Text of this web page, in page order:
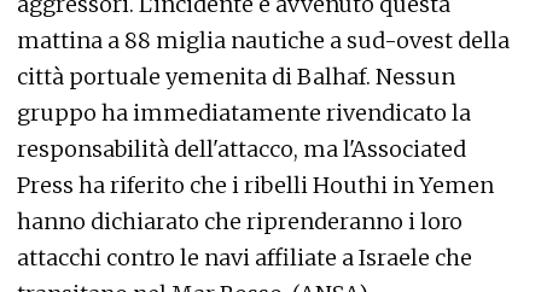
mattina a 88 miglia nautiche a sud-ovest della
città portuale yemenita di Balhaf. Nessun
gruppo ha immediatamente rivendicato la
responsabilità dell'attacco, ma l'Associated
Press ha riferito che i ribelli Houthi in Yemen
hanno dichiarato che riprenderanno i loro
attacchi contro le navi affiliate a Israele che